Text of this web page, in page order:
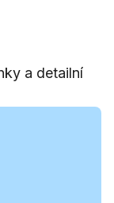
a detailní